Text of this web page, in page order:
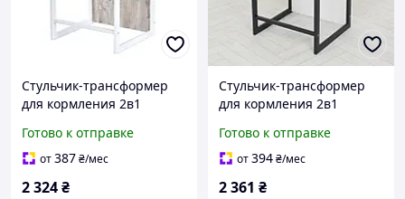
Стульчик-трансформер
для кормления 2в1
(Nature дуб клондайк)
Готово к отправке
от387₴/мес
2 324₴
Стульчик-трансформер
для кормления 2в1
(Graphite)
Готово к отправке
от394₴/мес
2 361 ₴